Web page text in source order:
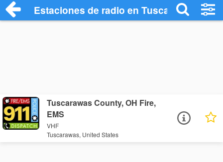
Estaciones de radio en Tuscarawas -
Tuscarawas County, OH Fire,
EMS
VHF
Tuscarawas, United States